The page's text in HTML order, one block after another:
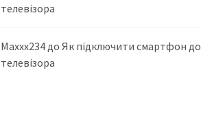
телевізора
Maxxx234до Як підключити смартфон до
телевізора